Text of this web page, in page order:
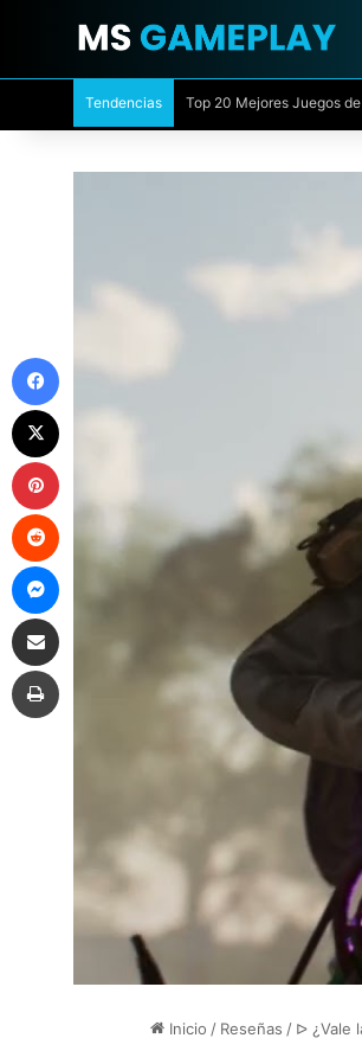
Tendencias ᐅ Forza Horizon 6
Inicio / Reseñas / ᐅ ¿Vale
Reddit
Messenger